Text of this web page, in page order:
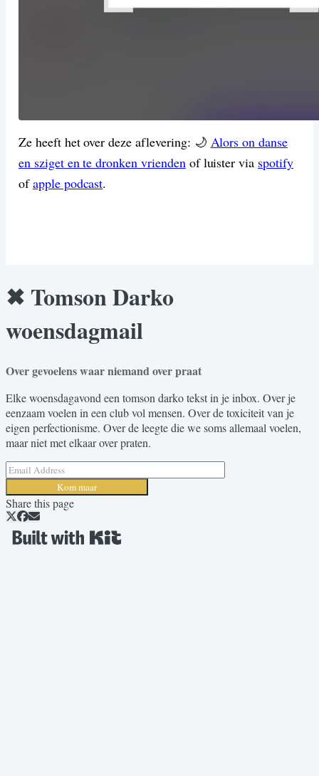
Ze heeft het over deze aflevering: 🌙 Alors on danse
en sziget en te dronken vrienden of luister via spotify
ofapple podcast.
✖ Tomson Darko
woensdagmail
Over gevoelens waar niemand over praat
Elke woensdagavond een tomson darko tekst in je inbox. Over je
eenzaam voelen in een club vol mensen. Over de toxiciteit van je
eigen perfectionisme. Over de leegte die we soms allemaal voelen,
maar niet met elkaar over praten.
Kom maar
Share this page